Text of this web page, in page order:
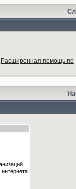
Расширенная помощь по